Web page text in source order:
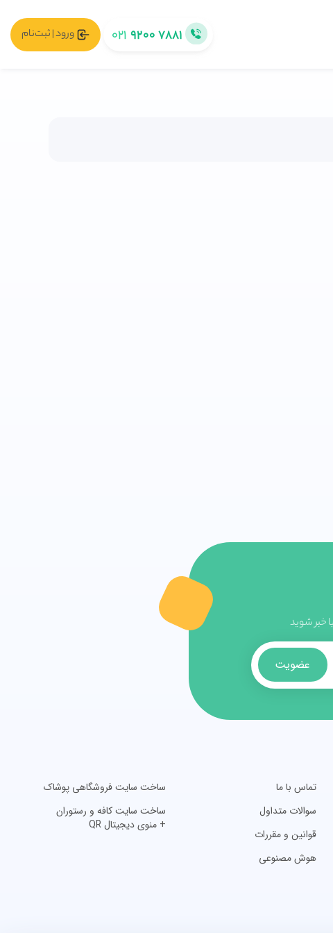
۰۲۱۹۲۰۰ ۷۸۸۱ ورود | ثبت‌نام
خبر شوید
عضویت
تماس با ما
سوالات متداول
قوانین و مقررات
هوش مصنوعی
ساخت سایت فروشگاهی پوشاک
ساخت سایت کافه و رستوران
+ منوی دیجیتال QR